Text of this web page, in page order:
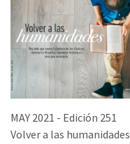
MAY 2021 - Edición 251
Volver a las humanidades